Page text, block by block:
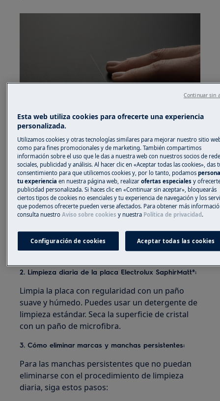
1. Eliminación de distintos tipos de suciedad:
Retire de inmediato: plástico derretido, film de
plástico, sal, azúcar y alimentos con azúcar; de
lo contrario, la suciedad puede dañar la placa.
Tenga cuidado para evitar quemaduras.
Elimine, cuando la placa esté lo suficientemente
fría, los anillos de cal, las marcas de agua, las
manchas de grasa y las decoloraciones
metálicas brillantes.
2. Limpieza diaria de la placa Electrolux SaphirMatt®:
Limpia la placa con regularidad con un paño
suave y húmedo. Puedes usar un detergente de
limpieza estándar. Seca la superficie de cristal
con un paño de microfibra.
3. Cómo eliminar marcas y manchas persistentes:
Para las manchas persistentes que no puedan
eliminarse con el procedimiento de limpieza
diaria, siga estos pasos:
Esta web utiliza cookies para ofrecerte una experiencia
personalizada.
Utilizamos cookies y otras tecnologías similares para mejorar nuestro sitio
como para fines promocionales y de marketing. También compartimos
información sobre el uso que le das a nuestra web con nuestros socios de
sociales, publicidad y análisis. Al hacer clic en «Aceptar todas las cookies», das
consentimiento para que utilicemos cookies y, por lo tanto, podamos
tu experiencia en nuestra página web, realizar ofertas especialesy
publicidad personalizada. Si haces clic en «Continuar sin aceptar», bloquearás
ciertos tipos de cookies no esenciales y tu experiencia de navegación y los
que podemos ofrecerte pueden verse afectados. Para obtener más
consulta nuestro Aviso sobre cookies y nuestra Política de privacidad .
Configuración de cookies Aceptar todas las cookies
Continuar sin